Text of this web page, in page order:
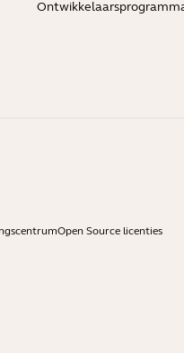
Open Source licenties